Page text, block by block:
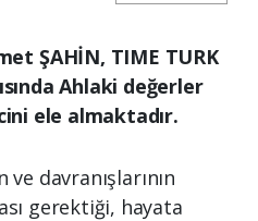
ŞAHİN, TIME TURK
Ahlaki değerler
ele almaktadır.
davranışlarının
gerektiği, hayata